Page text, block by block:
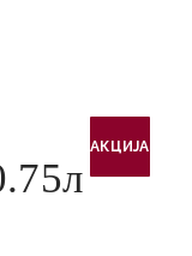
АКЦИЈА!